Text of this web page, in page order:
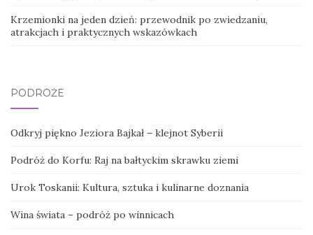
Krzemionki na jeden dzień: przewodnik po zwiedzaniu,
atrakcjach i praktycznych wskazówkach
PODRÓŻE
Odkryj piękno Jeziora Bajkał – klejnot Syberii
Podróż do Korfu: Raj na bałtyckim skrawku ziemi
Urok Toskanii: Kultura, sztuka i kulinarne doznania
Wina świata – podróż po winnicach